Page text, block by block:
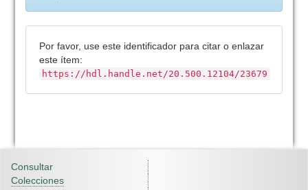
Por favor, use este identificador para citar o enlazar
este ítem:
https://hdl.handle.net/20.500.12104/23679
Consultar
Colecciones